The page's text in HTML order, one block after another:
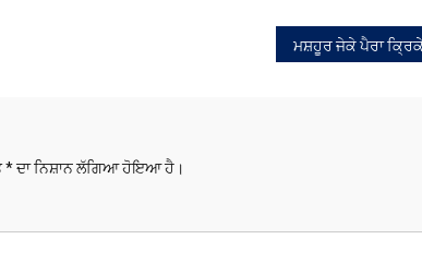
*ਦਾ ਨਿਸ਼ਾਨ ਲੱਗਿਆ ਹੋਇਆ ਹੈ।